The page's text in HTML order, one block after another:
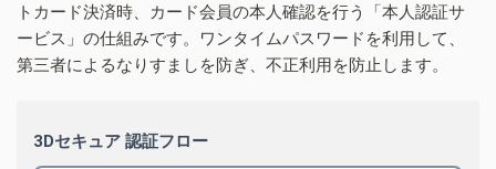
トカード決済時、カード会員の本人確認を行う「本人認証サ
ービス」の仕組みです。ワンタイムパスワードを利用して、
第三者によるなりすましを防ぎ、不正利用を防止します。
3Dセキュア 認証フロー